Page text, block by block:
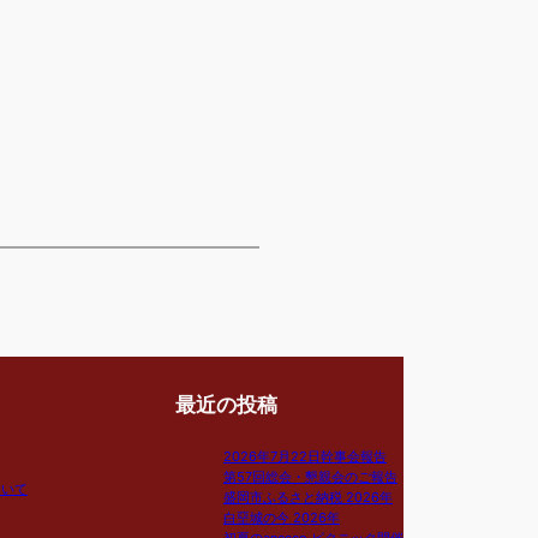
て
最近の投稿
2026年7月22日幹事会報告
第57回総会・懇親会のご報告
盛岡市ふるさと納税 2026年
白堊城の今 2026年